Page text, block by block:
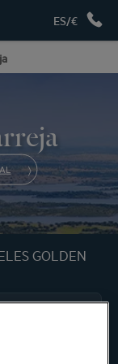
ES/€
GOLDEN